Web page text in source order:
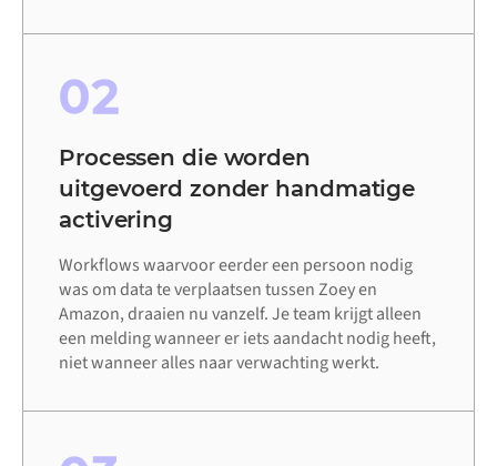
02
Processen die worden
uitgevoerd zonder handmatige
activering
Workflows waarvoor eerder een persoon nodig
was om data te verplaatsen tussen Zoey en
Amazon, draaien nu vanzelf. Je team krijgt alleen
een melding wanneer er iets aandacht nodig heeft,
niet wanneer alles naar verwachting werkt.